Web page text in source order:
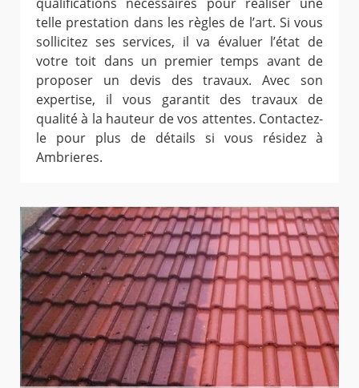
telle prestation dans les règles de l’art. Si vous
sollicitez ses services, il va évaluer l’état de
votre toit dans un premier temps avant de
proposer un devis des travaux. Avec son
expertise, il vous garantit des travaux de
qualité à la hauteur de vos attentes. Contactez-
le pour plus de détails si vous résidez à
Ambrieres.